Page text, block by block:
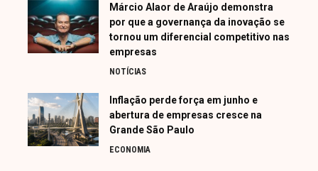
Márcio Alaor de Araújo demonstra
por que a governança da inovação se
tornou um diferencial competitivo nas
empresas
NOTÍCIAS
Inflação perde força em junho e
abertura de empresas cresce na
Grande São Paulo
ECONOMIA